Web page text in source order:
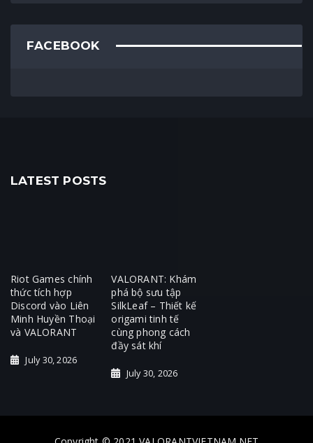
FACEBOOK
LATEST POSTS
Riot Games chính
thức tích hợp
Discord vào Liên
Minh Huyền Thoại
và VALORANT
July 30, 2026
VALORANT: Khám
phá bộ sưu tập
SilkLeaf – Thiết kế
origami tinh tế
cùng phong cách
đầy sát khí
July 30, 2026